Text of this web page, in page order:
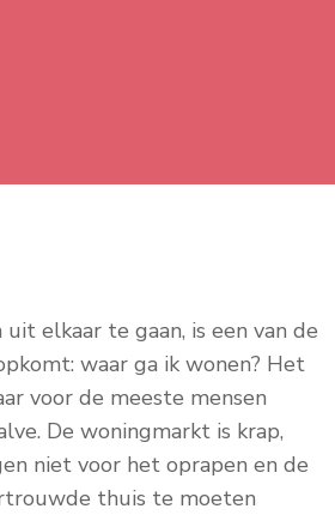
elkaar te gaan, is een van de
waar ga ik wonen? Het
voor de meeste mensen
De woningmarkt is krap,
niet voor het oprapen en de
thuis te moeten